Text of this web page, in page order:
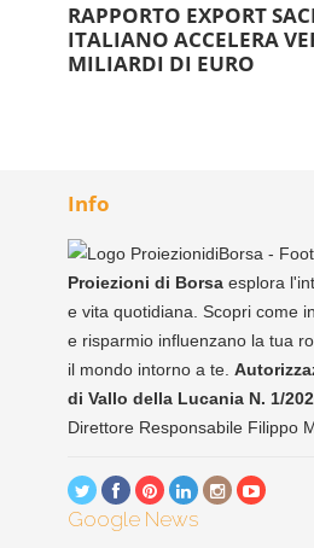
RAPPORTO EXPORT
ITALIANO ACCELERA
MILIARDI DI EURO
Info
Proiezioni di Borsa esplora
e vita quotidiana. Scopri come
e risparmio influenzano la tua
il mondo intorno a te.
di Vallo della Lucania N. 1/
Direttore Responsabile Filippo
Google News